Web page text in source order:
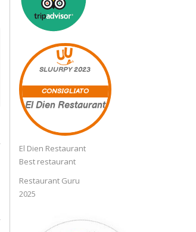
SLUURPY2023
CONSIGLIATO
El Dien Restaurant
El Dien Restaurant
Best restaurant
Restaurant Guru
2025